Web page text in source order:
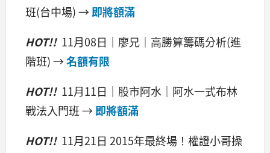
班(台中場)→即將額滿
HOT!! 11月08日｜ 廖兄｜高勝算籌碼分析(進
階班)→名額有限
HOT!! 11月11日 ｜股市阿水｜阿水一式布林
戰法入門班 →即將額滿
HOT!! 11月21日 2015年最終場！權證小哥操